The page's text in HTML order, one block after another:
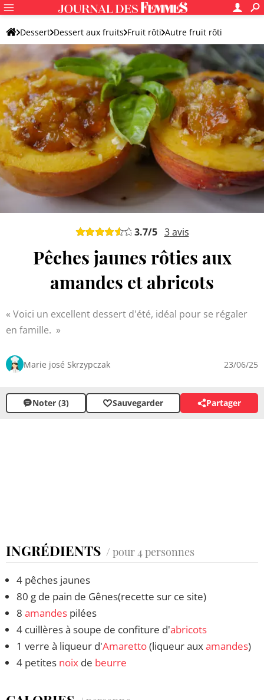
Dessert Dessert aux fruits Fruit rôti Autre fruit rôti
3.7/5 3avis
Pêches jaunes rôties aux
amandes et abricots
Voici un excellent dessert d'été, idéal pour se régaler
en famille.
Marie josé Skrzypczak 23/06/25
Noter (3) Sauvegarder Partager
INGRÉDIENTS / pour 4 personnes
4 pêches jaunes
80 g de pain de Gênes(recette sur ce site)
8 amandes pilées
4 cuillères à soupe de confiture d'abricots
1 verre à liqueur d'Amaretto(liqueur auxamandes)
4 petites noix de beurre